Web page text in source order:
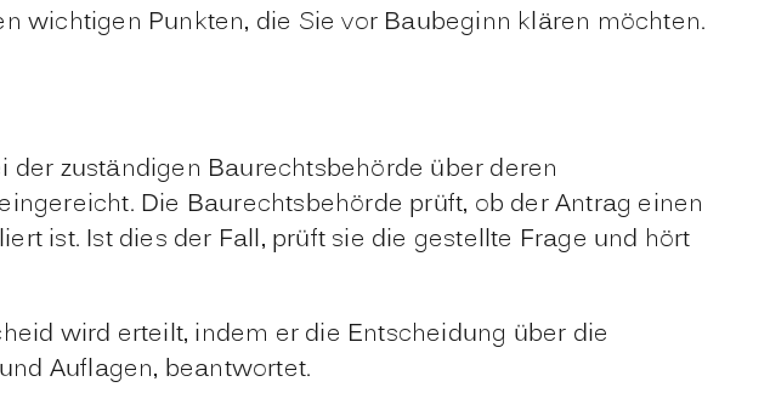
wichtigen Punkten, die Sie vor Baubeginn klären möchten.
zuständigen Baurechtsbehörde über deren
Die Baurechtsbehörde prüft, ob der Antrag einen
ist. Ist dies der Fall, prüft sie die gestellte Frage und hört
wird erteilt, indem er die Entscheidung über die
Auflagen, beantwortet.